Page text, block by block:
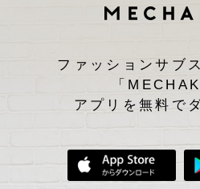
ファッションサブ
「
アプリを無料で
App